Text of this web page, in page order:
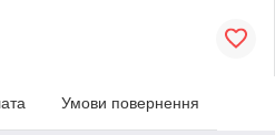
Умови повернення